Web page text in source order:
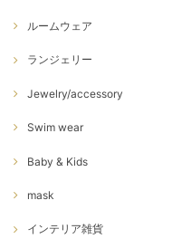
ルームウェア
ランジェリー
Jewelry/accessory
Swim wear
Baby & Kids
mask
インテリア雑貨